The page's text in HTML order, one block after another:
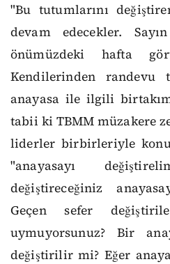
"Bu tutumlarını
devam edecekler.
önümüzdeki hafta
Kendilerinden randevu
anayasa ile ilgili
tabii ki TBMM müzakere
liderler birbirleriyle
"anayasayı
değiştireceğiniz
Geçen sefer
uymuyorsunuz? Bir
değiştirilir mi? Eğer